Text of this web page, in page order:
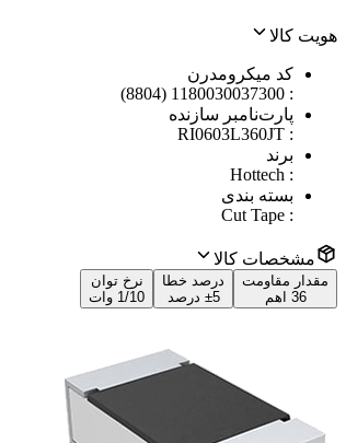
هویت کالا
کد میکرومدرن
:
1180030037300 (8804)
پارت‌نامبر سازنده
:
RI0603L360JT
برند
:
Hottech
بسته بندی
:
Cut Tape
مشخصات کالا
مقدار مقاومت
36 اهم
درصد خطا
±5 درصد
نرخ توان
1/10 وات